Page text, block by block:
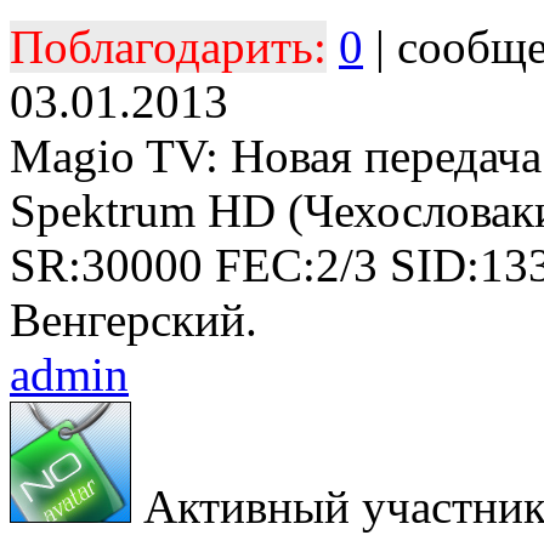
Поблагодарить: 0 |
03.01.2013
Magio TV: Новая
Spektrum HD
SR:30000 FEC:2/3
Венгерский.
admin
Активный